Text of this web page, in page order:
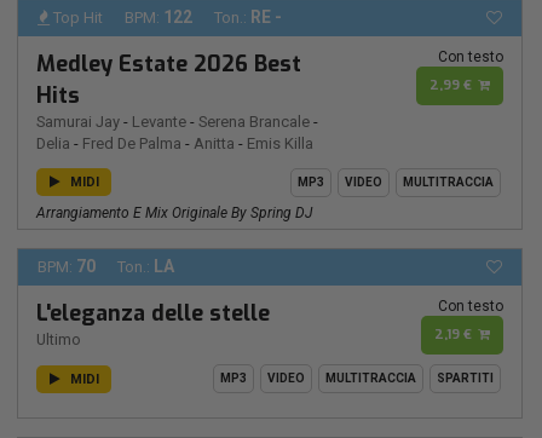
Top Hit BPM: 122 Ton.: RE -
Medley Estate 2026 Best
Hits
Samurai Jay - Levante - Serena Brancale -
Delia - Fred De Palma - Anitta - Emis Killa
Con testo
2,99 €
MIDI MP3 VIDEO MULTITRACCIA
Arrangiamento E Mix Originale By Spring DJ
BPM: 70 Ton.: LA
L'eleganza delle stelle
Ultimo
Con testo
2,19 €
MIDI MP3 VIDEO MULTITRACCIA SPARTITI